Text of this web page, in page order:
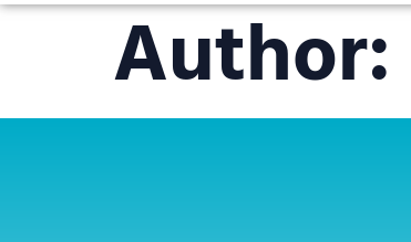
Author: